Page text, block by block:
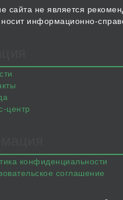
сайта не является
информационно-
центр
конфиденциальности
соглашение